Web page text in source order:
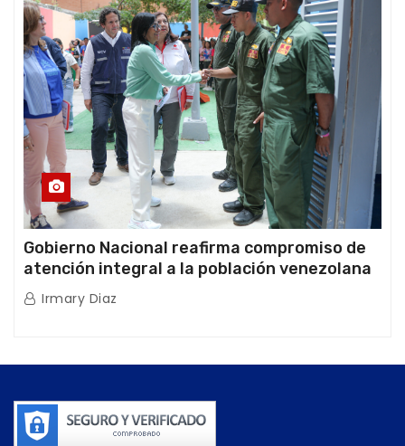
Gobierno Nacional reafirma compromiso de
atención integral a la población venezolana
tras doblete sísmico
Irmary Diaz